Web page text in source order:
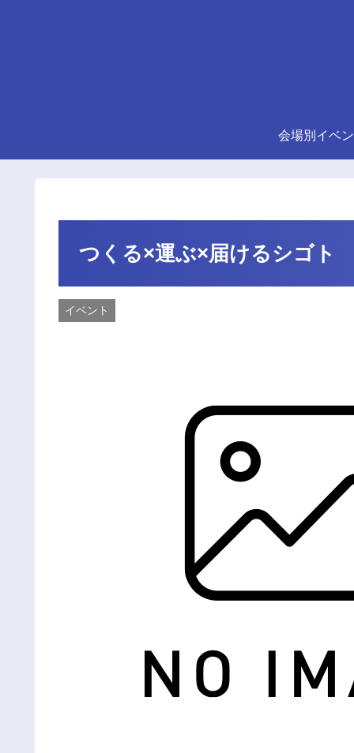
会場別イベ
つくる×運ぶ×届けるシゴト
イベント